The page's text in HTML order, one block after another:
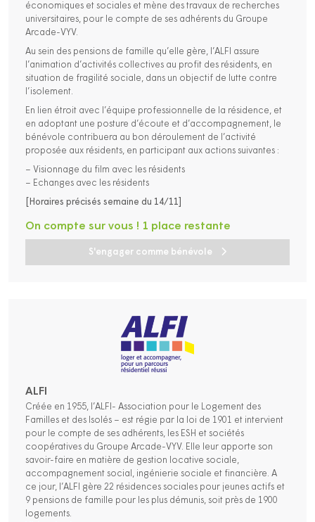
économiques et sociales et mène des travaux de recherches
universitaires, pour le compte de ses adhérents du Groupe
Arcade-VYV.
Au sein des pensions de famille qu’elle gère, l’ALFI assure
l’animation d’activités collectives au profit des résidents, en
situation de fragilité sociale, dans un objectif de lutte contre
l’isolement.
En lien étroit avec l’équipe professionnelle de la résidence, et
en adoptant une posture d’écoute et d’accompagnement, le
bénévole contribuera au bon déroulement de l’activité
proposée aux résidents, en participant aux actions suivantes :
– Visionnage du film avec les résidents
– Echanges avec les résidents
[Horaires précisés semaine du 14/11]
S'engager comme bénévole
On compte sur vous ! 1 place restante
ALFI
Créée en 1955, l’ALFI- Association pour le Logement des
Familles et des Isolés – est régie par la loi de 1901 et intervient
pour le compte de ses adhérents, les ESH et sociétés
coopératives du Groupe Arcade-VYV. Elle leur apporte son
savoir-faire en matière de gestion locative sociale,
accompagnement social, ingénierie sociale et financière. A
ce jour, l’ALFI gère 22 résidences sociales pour jeunes actifs et
9 pensions de famille pour les plus démunis, soit près de 1900
logements.